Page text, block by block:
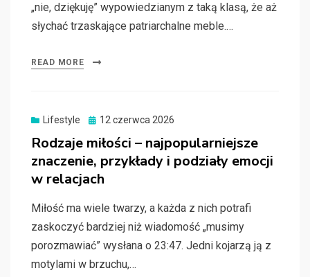
„nie, dziękuję” wypowiedzianym z taką klasą, że aż
słychać trzaskające patriarchalne meble.…
READ MORE
Lifestyle
Posted
12 czerwca 2026
Rodzaje miłości – najpopularniejsze
znaczenie, przykłady i podziały emocji
w relacjach
Miłość ma wiele twarzy, a każda z nich potrafi
zaskoczyć bardziej niż wiadomość „musimy
porozmawiać” wysłana o 23:47. Jedni kojarzą ją z
motylami w brzuchu,…